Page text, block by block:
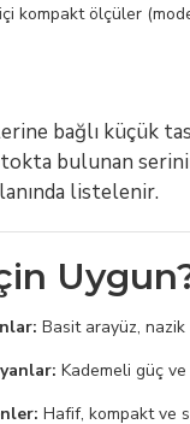
kompakt ölçüler
bağlı küçük
bulunan
listelenir.
Basit arayüz, nazik
Kademeli güç
Hafif, kompakt ve